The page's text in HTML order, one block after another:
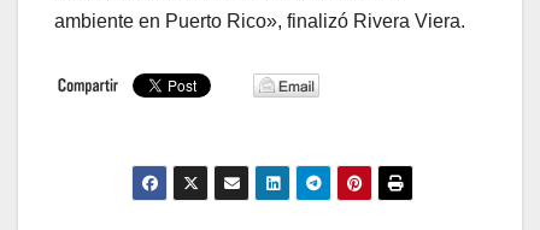
ambiente en Puerto Rico», finalizó Rivera Viera.